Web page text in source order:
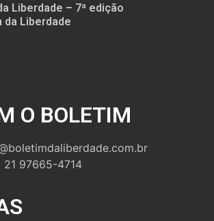
Liberdade – 7ª edição
Liberdade
O BOLETIM
21 97665-4714